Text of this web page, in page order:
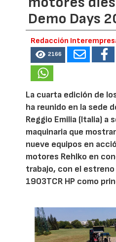
Demo Days
Redacción
2166
La cuarta edición de
ha reunido en la sede
Reggio Emilia (Italia) a
maquinaria que
nueve equipos en
motores Rehlko en
trabajo, con el estreno
1903TCR HP como